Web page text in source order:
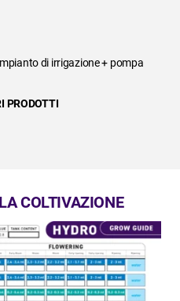
di irrigazione + pompa
PRODOTTI
COLTIVAZIONE